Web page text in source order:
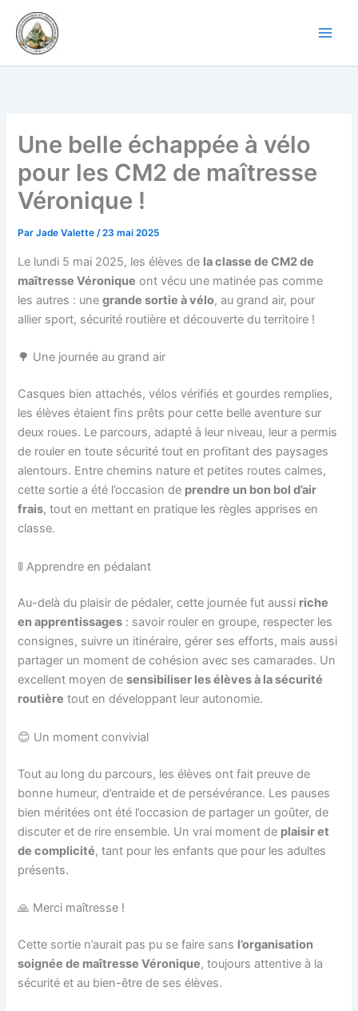
contenu
Une belle échappée à vélo
pour les CM2 de maîtresse
Véronique !
ParJade Valette/23 mai 2025
Le lundi 5 mai 2025, les élèves de la classe de CM2 de
maîtresse Véronique ont vécu une matinée pas comme
les autres : unegrande sortie à vélo, au grand air, pour
allier sport, sécurité routière et découverte du territoire !
🌳 Une journée au grand air
Casques bien attachés, vélos vérifiés et gourdes remplies,
les élèves étaient fins prêts pour cette belle aventure sur
deux roues. Le parcours, adapté à leur niveau, leur a permis
de rouler en toute sécurité tout en profitant des paysages
alentours. Entre chemins nature et petites routes calmes,
cette sortie a été l’occasion de prendre un bon bol d’air
frais, tout en mettant en pratique les règles apprises en
classe.
🚦 Apprendre en pédalant
Au-delà du plaisir de pédaler, cette journée fut aussi riche
en apprentissages : savoir rouler en groupe, respecter les
consignes, suivre un itinéraire, gérer ses efforts, mais aussi
partager un moment de cohésion avec ses camarades. Un
excellent moyen desensibiliser les élèves à la sécurité
routière tout en développant leur autonomie.
😊 Un moment convivial
Tout au long du parcours, les élèves ont fait preuve de
bonne humeur, d’entraide et de persévérance. Les pauses
bien méritées ont été l’occasion de partager un goûter, de
discuter et de rire ensemble. Un vrai moment de plaisir et
de complicité, tant pour les enfants que pour les adultes
présents.
🙏 Merci maîtresse !
Cette sortie n’aurait pas pu se faire sans l’organisation
soignée de maîtresse Véronique, toujours attentive à la
sécurité et au bien-être de ses élèves.